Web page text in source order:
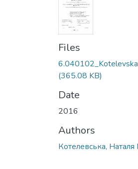
Files
(365.08 KB)
Date
2016
Authors
Котелевська,